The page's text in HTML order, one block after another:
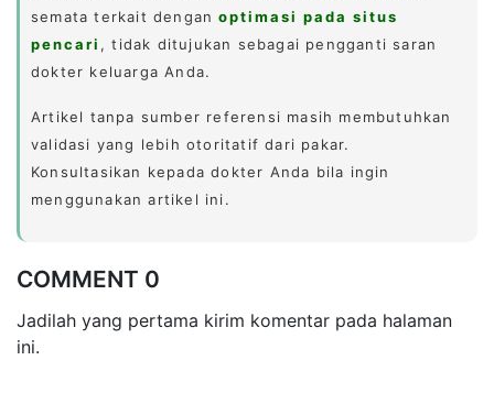
semata terkait denganoptimasi pada situs
pencari , tidak ditujukan sebagai pengganti saran
dokter keluarga Anda.
Artikel tanpa sumber referensi masih membutuhkan
validasi yang lebih otoritatif dari pakar.
Konsultasikan kepada dokter Anda bila ingin
menggunakan artikel ini.
COMMENT 0
Jadilah yang pertama kirim komentar pada halaman
ini.